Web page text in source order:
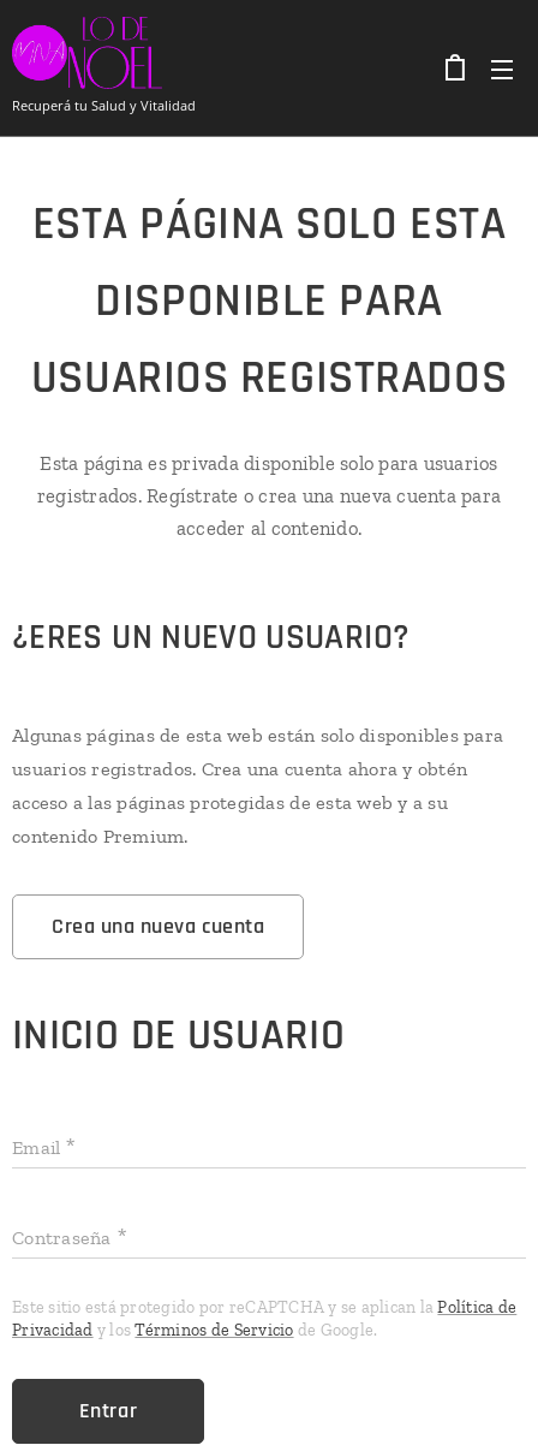
Recuperá tu Salud y Vitalidad
ESTA PÁGINA SOLO ESTA
DISPONIBLE PARA
USUARIOS REGISTRADOS
Esta página es privada disponible solo para usuarios
registrados. Regístrate o crea una nueva cuenta para
acceder al contenido.
¿ERES UN NUEVO USUARIO?
Algunas páginas de esta web están solo disponibles para
usuarios registrados. Crea una cuenta ahora y obtén
acceso a las páginas protegidas de esta web y a su
contenido Premium.
Crea una nueva cuenta
INICIO DE USUARIO
Email
Contraseña
Este sitio está protegido por reCAPTCHA y se aplican laPolítica de
Privacidad y losTérminos de Servicio de Google.
Entrar